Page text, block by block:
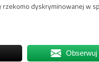
dyskryminowanej w
Obserwuj